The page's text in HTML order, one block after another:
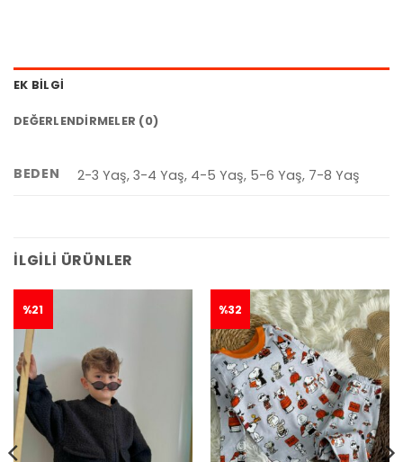
EK BILGI
DEĞERLENDIRMELER (0)
BEDEN 2-3 Yaş, 3-4 Yaş, 4-5 Yaş, 5-6 Yaş, 7-8 Yaş
İLGILI ÜRÜNLER
%21 %32